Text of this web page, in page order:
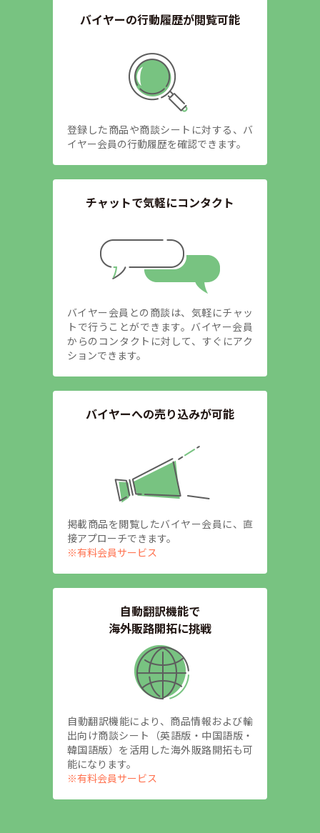
バイヤーの行動履歴が閲覧可能
登録した商品や商談シートに対する、バ
イヤー会員の行動履歴を確認できます。
チャットで気軽にコンタクト
バイヤー会員との商談は、気軽にチャッ
トで行うことができます。バイヤー会員
からのコンタクトに対して、すぐにアク
ションできます。
バイヤーへの売り込みが可能
掲載商品を閲覧したバイヤー会員に、直
接アプローチできます。
※有料会員サービス
自動翻訳機能で
海外販路開拓に挑戦
自動翻訳機能により、商品情報および輸
出向け商談シート（英語版・中国語版・
韓国語版）を活用した海外販路開拓も可
能になります。
※有料会員サービス